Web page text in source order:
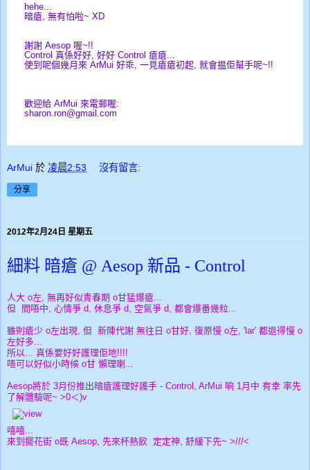
hehe...
暗瘡, 無有怕啦~ XD
謝謝 Aesop 喔~!!
Control 真係好好, 好好 Control 瘡瘡...
使到呢個幾月來 ArMui 好乖, 一見瘡瘡初起, 就會揾佢幫手呢~!!
歡迎給 ArMui 來電郵喔:
sharon.ron@gmail.com
ArMui 於 凌晨2:53 沒有留言:
分享
2012年2月24日 星期五
細料 暗瘡 @ Aesop 新品 - Control
人大 o左, 無再好似青春期 o甘猛爆瘡...
但 間唔中, 心情爭 d, 休息爭 d, 空氣爭 d, 都會爆番幾粒...
雖則瘡少 o左出現, 但 新陳代謝 無往日 o甘好, 復原慢 o左, 'lar' 都退得慢 o
左好多...
所以... 真係要好好護理佢地!!!!
唔可以好似小時候 o甘 懶理喇...
Aesop將於 3月份推出暗瘡護理好護手 - Control, ArMui 响 1月中 有幸 率先
了解體驗呢~ >0＜)v
嘻嘻...
來到擺花街 o既 Aesop, 先來杯熱飲 定定神, 舒緩下先~ >///<